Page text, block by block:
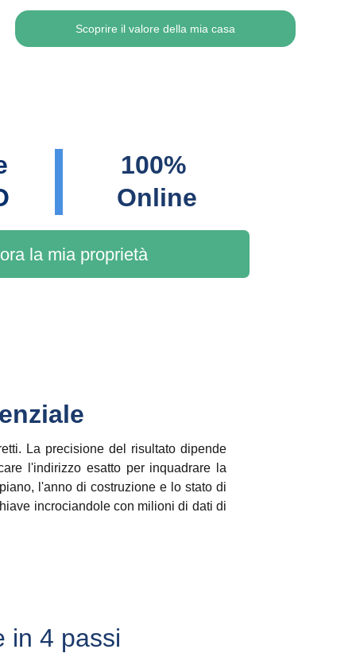
Scoprire il valore della mia casa
100%
Online
la mia proprietà
La precisione del risultato dipende
l'indirizzo esatto per inquadrare la
l'anno di costruzione e lo stato di
incrociandole con milioni di dati di
in 4 passi